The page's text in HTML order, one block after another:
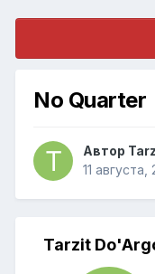
No Quarter
Автор
11 августа,
Tarzit